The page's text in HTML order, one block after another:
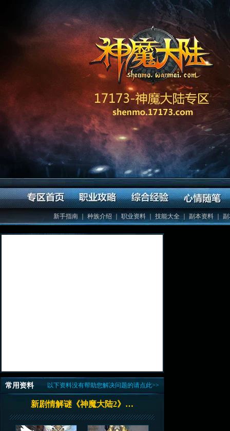
新手指南 种族介绍 ｜ 职业资料 ｜技能大全｜ 副本资料 ｜
以下资料没有帮助您解决问题的请点此>>
常用资料
新剧情解谜《神魔大陆2》…